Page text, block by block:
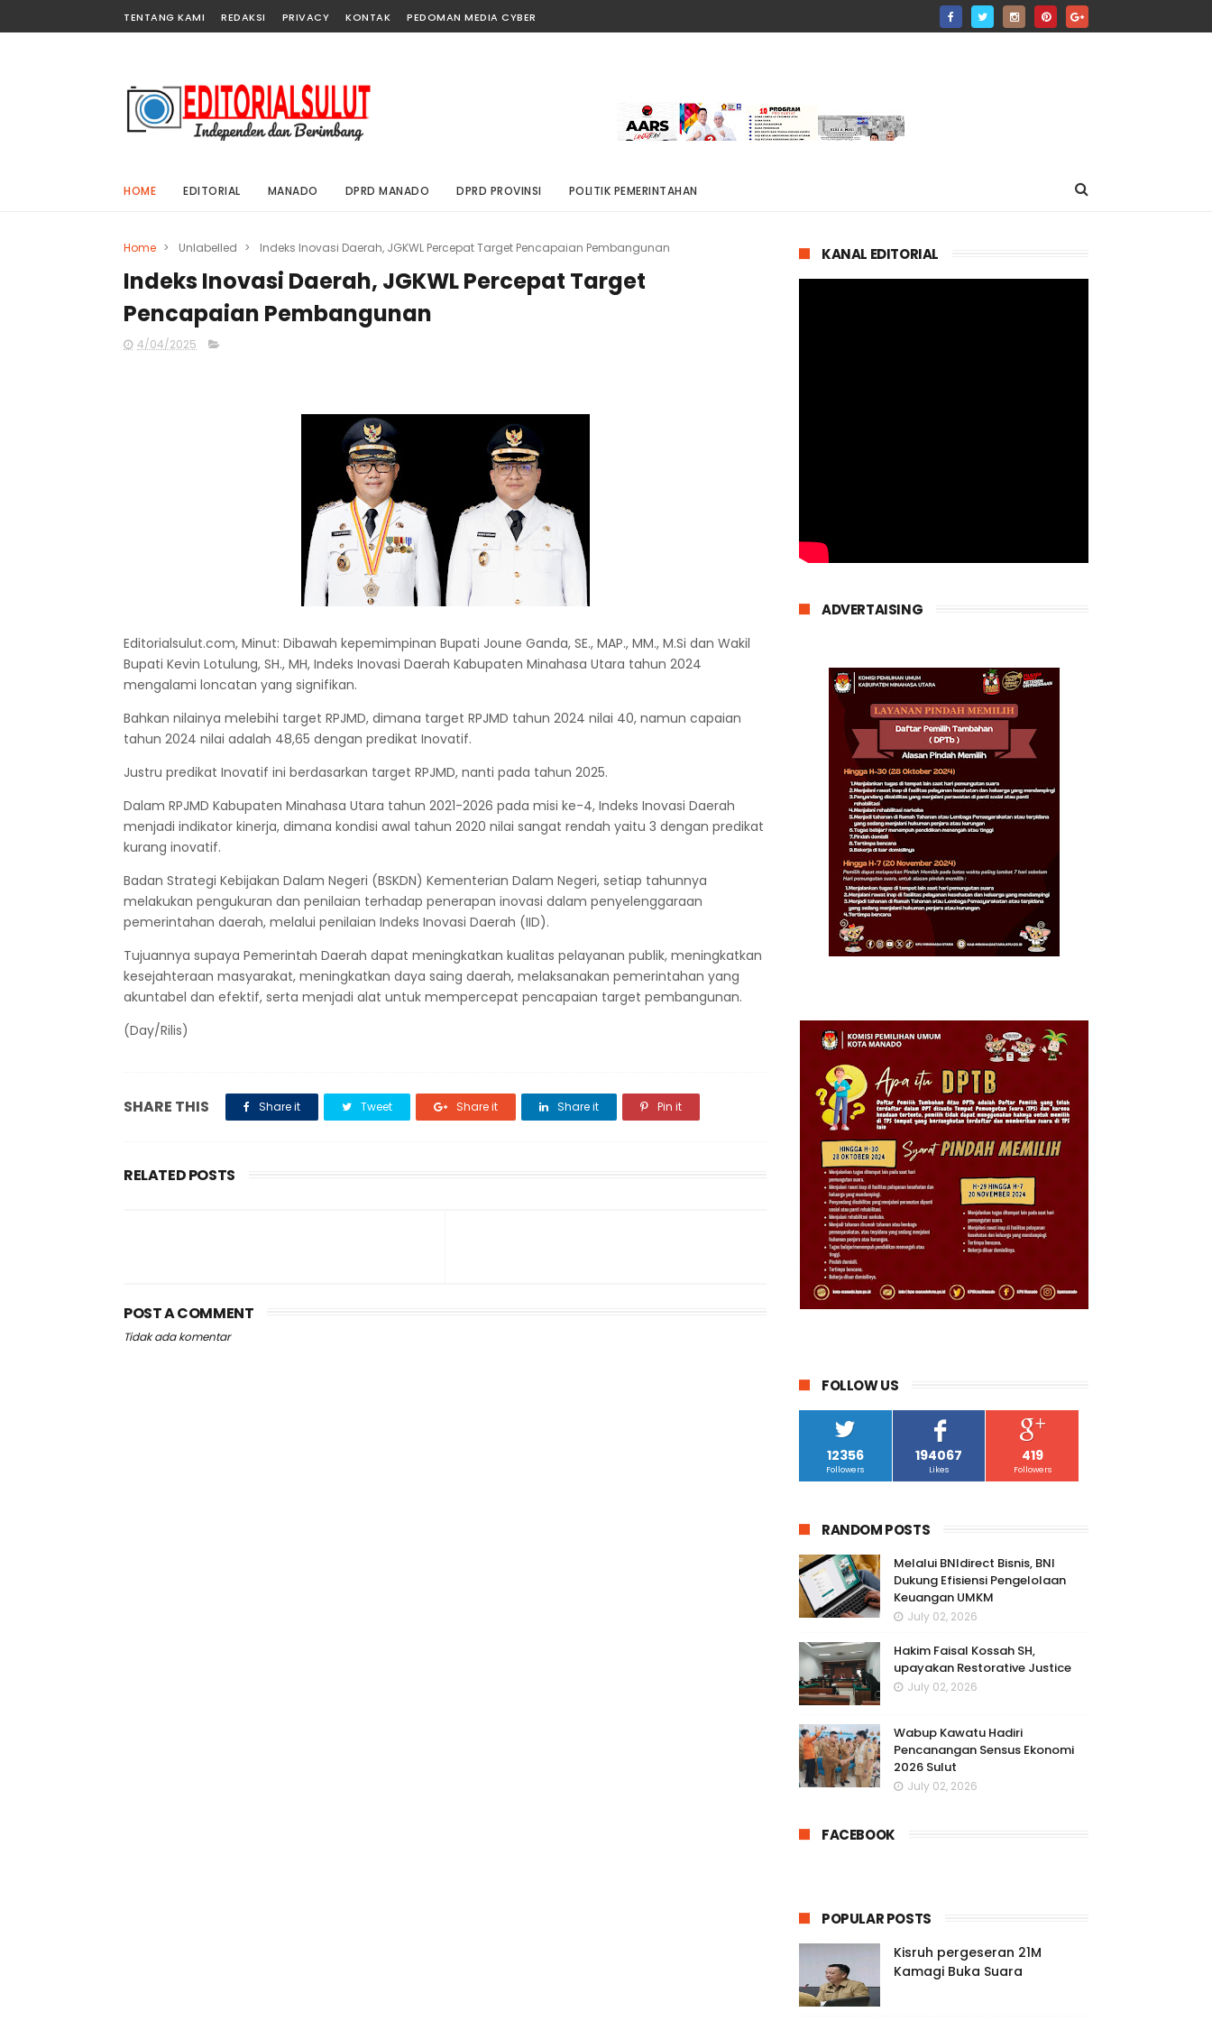
TENTANG KAMI REDAKSI PRIVACY KONTAK PEDOMAN MEDIA CYBER
HOME EDITORIAL MANADO DPRD MANADO DPRD PROVINSI POLITIK PEMERINTAHAN
Home > Unlabelled > Indeks Inovasi Daerah, JGKWL Percepat Target Pencapaian Pembangunan
Indeks Inovasi Daerah, JGKWL Percepat Target
Pencapaian Pembangunan
4/04/2025
Editorialsulut.com, Minut: Dibawah kepemimpinan Bupati Joune Ganda, SE., MAP., MM., M.Si dan Wakil
Bupati Kevin Lotulung, SH., MH, Indeks Inovasi Daerah Kabupaten Minahasa Utara tahun 2024
mengalami loncatan yang signifikan.
Bahkan nilainya melebihi target RPJMD, dimana target RPJMD tahun 2024 nilai 40, namun capaian
tahun 2024 nilai adalah 48,65 dengan predikat Inovatif.
Justru predikat Inovatif ini berdasarkan target RPJMD, nanti pada tahun 2025.
Dalam RPJMD Kabupaten Minahasa Utara tahun 2021-2026 pada misi ke-4, Indeks Inovasi Daerah
menjadi indikator kinerja, dimana kondisi awal tahun 2020 nilai sangat rendah yaitu 3 dengan predikat
kurang inovatif.
Badan Strategi Kebijakan Dalam Negeri (BSKDN) Kementerian Dalam Negeri, setiap tahunnya
melakukan pengukuran dan penilaian terhadap penerapan inovasi dalam penyelenggaraan
pemerintahan daerah, melalui penilaian Indeks Inovasi Daerah (IID).
Tujuannya supaya Pemerintah Daerah dapat meningkatkan kualitas pelayanan publik, meningkatkan
kesejahteraan masyarakat, meningkatkan daya saing daerah, melaksanakan pemerintahan yang
akuntabel dan efektif, serta menjadi alat untuk mempercepat pencapaian target pembangunan.
(Day/Rilis)
SHARE THIS Share it Tweet Share it Share it Pin it
RELATED POSTS
POST A COMMENT
Tidak ada komentar
KANAL EDITORIAL
ADVERTAISING
FOLLOW US
12356
Followers
194067
Likes
419
Followers
RANDOM POSTS
Melalui BNIdirect Bisnis, BNI
Dukung Efisiensi Pengelolaan
Keuangan UMKM
July 02, 2026
Hakim Faisal Kossah SH,
upayakan Restorative Justice
July 02, 2026
Wabup Kawatu Hadiri
Pencanangan Sensus Ekonomi
2026 Sulut
July 02, 2026
FACEBOOK
POPULAR POSTS
Kisruh pergeseran 21M
Kamagi Buka Suara